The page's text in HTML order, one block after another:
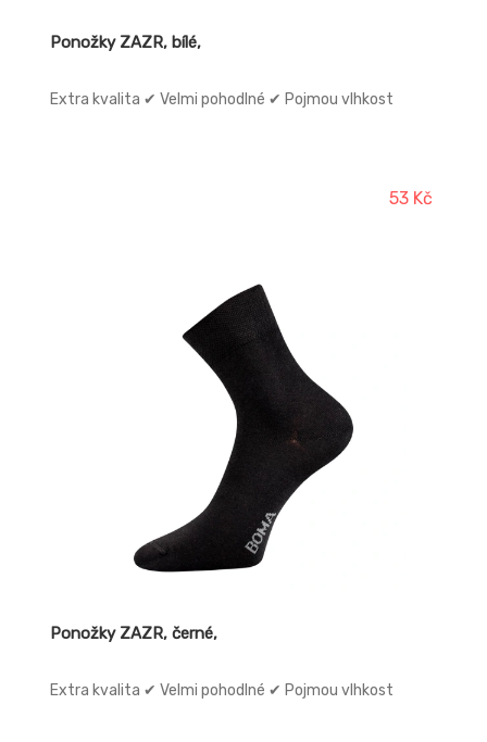
Ponožky ZAZR, bílé,
Extra kvalita ✔ Velmi pohodlné ✔ Pojmou vlhkost
53 Kč
Ponožky ZAZR, černé,
Extra kvalita ✔ Velmi pohodlné ✔ Pojmou vlhkost